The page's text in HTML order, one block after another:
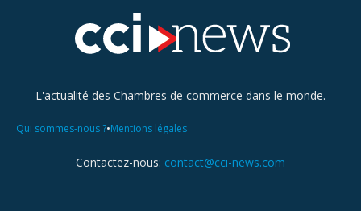
L'actualité des Chambres de commerce dans le monde.
Qui sommes-nous ?•Mentions légales
Contactez-nous: contact@cci-news.com